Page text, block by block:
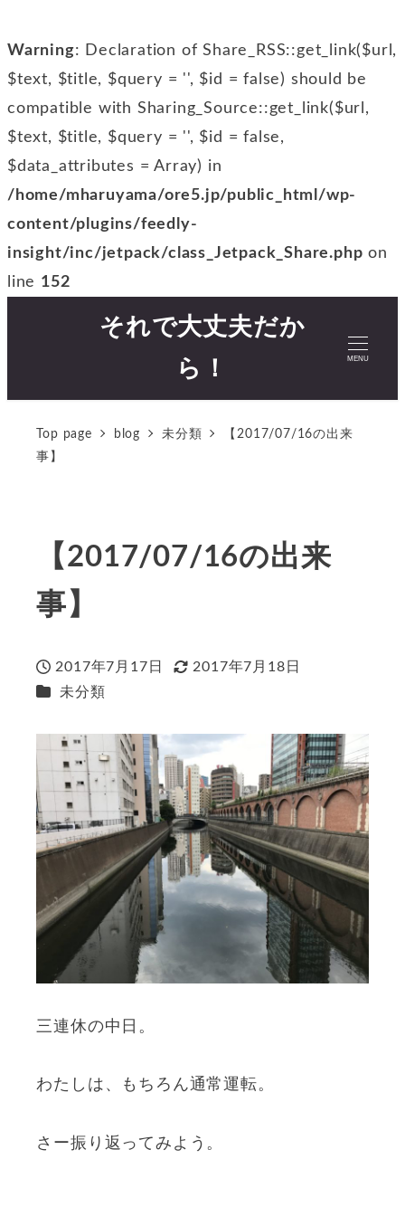
Warning: Declaration of Share_RSS::get_link($url,
$text, $title, $query = '', $id = false) should be
compatible with Sharing_Source::get_link($url,
$text, $title, $query = '', $id = false,
$data_attributes = Array) in
/home/mharuyama/ore5.jp/public_html/wp-
content/plugins/feedly-
insight/inc/jetpack/class_Jetpack_Share.php on
line 152
それで大丈夫だか
ら！
MENU
Top page blog 未分類
【2017/07/16の出来
事】
【2017/07/16の出来
事】
投稿日
2017年7月17日
更新日
2017年7月18日
カテゴリー
未分類
三連休の中日。
わたしは、もちろん通常運転。
さー振り返ってみよう。